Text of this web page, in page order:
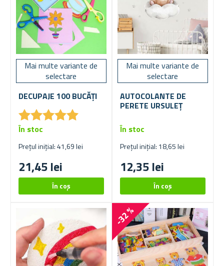
Mai multe variante de
selectare
DECUPAJE 100 BUCĂȚI
★★★★★
★★★★★
Prețul inițial: 41,69 lei
21,45 lei
În stoc
Mai multe variante de
selectare
AUTOCOLANTE DE
PERETE URSULEȚ
Prețul inițial: 18,65 lei
12,35 lei
În stoc
-32 %